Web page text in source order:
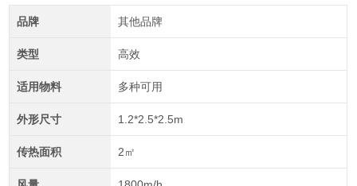
品牌 其他品牌
类型 高效
适用物料 多种可用
外形尺寸 1.2*2.5*2.5m
传热面积 2㎡